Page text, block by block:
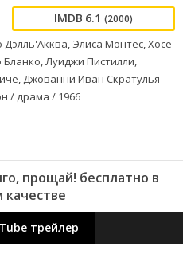
6.1 (2000)
Элиса Монтес, Хосе
Луиджи Пистилли,
Джованни Иван Скратулья
/ драма / 1966
прощай! бесплатно в
трейлер